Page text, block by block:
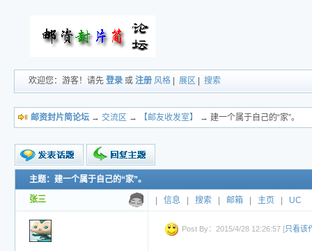
欢迎您：游客！请先登录 或注册 风格 |展区 |搜索
邮资封片简论坛 →交流区 → 【邮友收发室】 → 建一个属于自己的“家”。
新的主题
投票帖
交易帖
小字报
主题：建一个属于自己的“家”。
张三 信息 搜索 邮箱 主页 UC
Post By：2015/4/28 12:26:57 [只看该